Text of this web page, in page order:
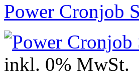
Power Cronjob
inkl. 0% MwSt.